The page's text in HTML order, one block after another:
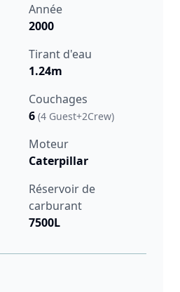
Année
2000
Tirant d'eau
1.24m
Couchages
6 (4 Guest+2Crew)
Moteur
Caterpillar
Réservoir de
carburant
7500L